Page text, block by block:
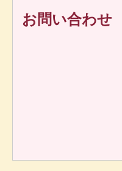
お問い合わせ